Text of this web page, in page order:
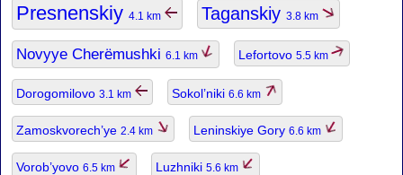
Presnenskiy 4.1 km Taganskiy 3.8 km
Novyye Cherëmushki 6.1 km Lefortovo 5.5 km
Dorogomilovo 3.1 km Sokol’niki 6.6 km
Zamoskvorech’ye 2.4 km Leninskiye Gory 6.6 km
Vorob’yovo 6.5 km Luzhniki 5.6 km